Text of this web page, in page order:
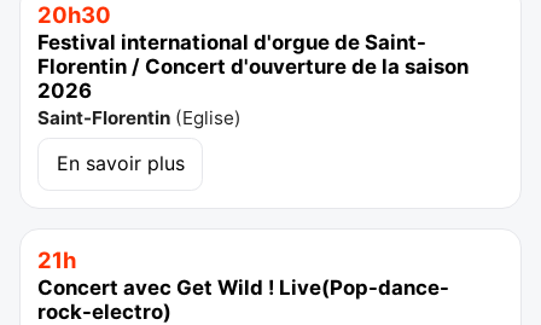
20h30
Festival international d'orgue de Saint-
Florentin / Concert d'ouverture de la saison
2026
Saint-Florentin (Eglise)
En savoir plus
21h
Concert avec Get Wild ! Live(Pop-dance-
rock-electro)